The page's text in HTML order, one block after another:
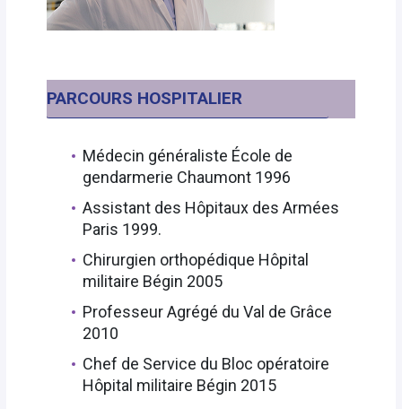
PARCOURS HOSPITALIER
Médecin généraliste École de
gendarmerie Chaumont 1996
Assistant des Hôpitaux des Armées
Paris 1999.
Chirurgien orthopédique Hôpital
militaire Bégin 2005
Professeur Agrégé du Val de Grâce
2010
Chef de Service du Bloc opératoire
Hôpital militaire Bégin 2015